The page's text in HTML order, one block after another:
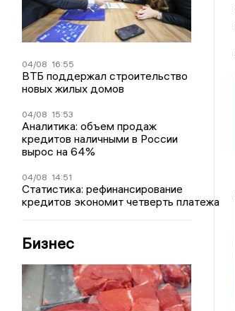
04/08 16:55
ВТБ поддержал строительство
новых жилых домов
04/08 15:53
Аналитика: объем продаж
кредитов наличными в России
вырос на 64%
04/08 14:51
Статистика: рефинансирование
кредитов экономит четверть платежа
Бизнес